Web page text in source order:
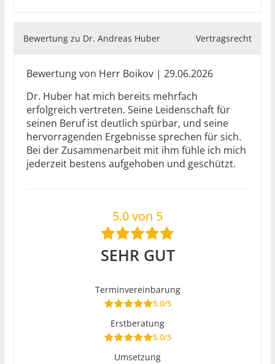
Bewertung zu Dr. Andreas Huber Vertragsrecht
Bewertung von Herr Boikov | 29.06.2026
Dr. Huber hat mich bereits mehrfach
erfolgreich vertreten. Seine Leidenschaft für
seinen Beruf ist deutlich spürbar, und seine
hervorragenden Ergebnisse sprechen für sich.
Bei der Zusammenarbeit mit ihm fühle ich mich
jederzeit bestens aufgehoben und geschützt.
5.0 von 5
SEHR GUT
Terminvereinbarung
5.0/5
Erstberatung
5.0/5
Umsetzung